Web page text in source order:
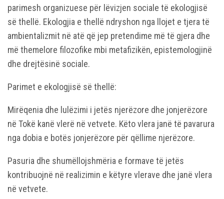
parimesh organizuese për lëvizjen sociale të ekologjisë
së thellë. Ekologjia e thellë ndryshon nga llojet e tjera të
ambientalizmit në atë që jep pretendime më të gjera dhe
më themelore filozofike mbi metafizikën, epistemologjinë
dhe drejtësinë sociale.
Parimet e ekologjisë së thellë:
Mirëqenia dhe lulëzimi i jetës njerëzore dhe jonjerëzore
në Tokë kanë vlerë në vetvete. Këto vlera janë të pavarura
nga dobia e botës jonjerëzore për qëllime njerëzore.
Pasuria dhe shumëllojshmëria e formave të jetës
kontribuojnë në realizimin e këtyre vlerave dhe janë vlera
në vetvete.